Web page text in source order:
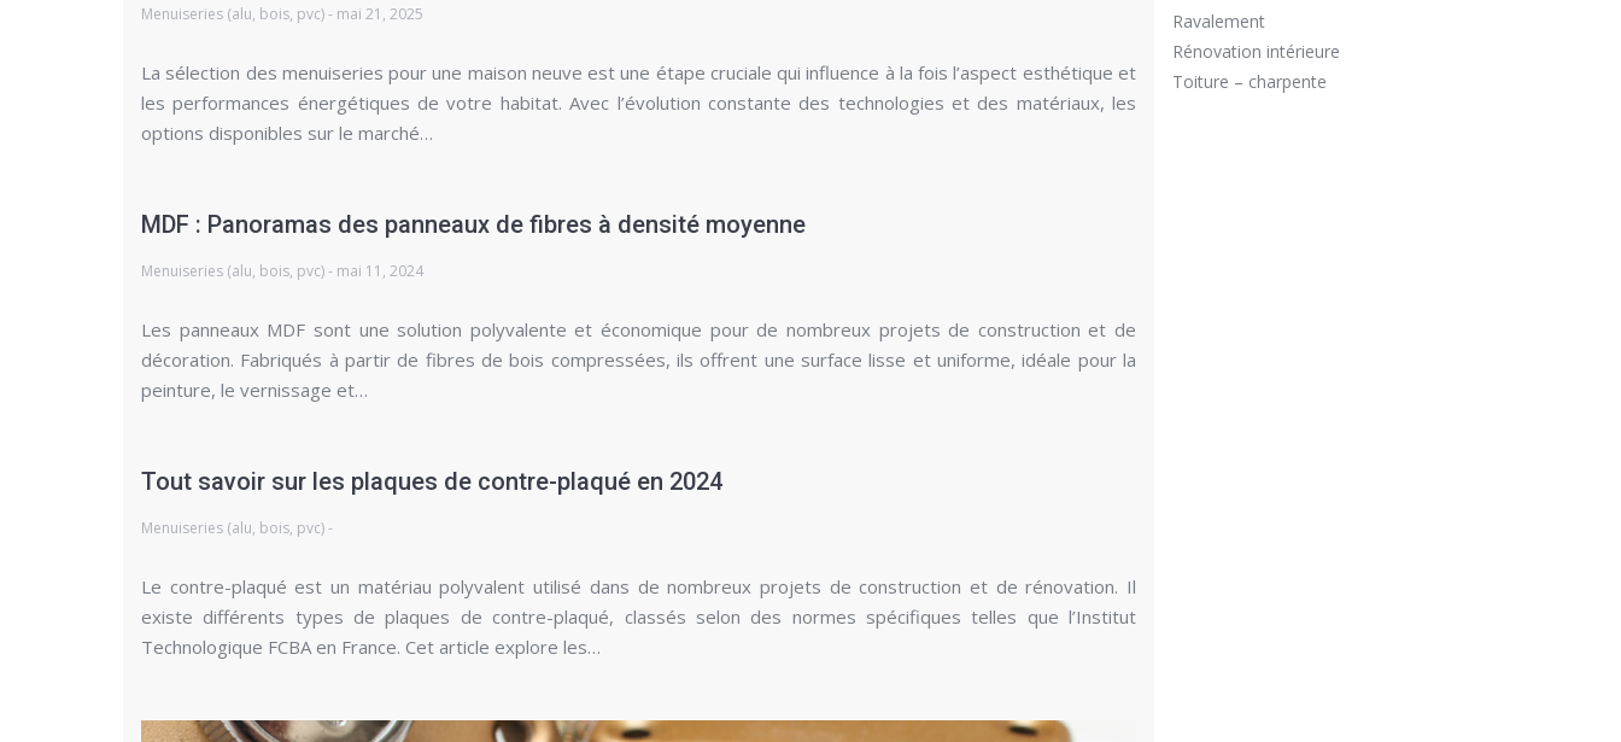
Menuiseries (alu, bois, pvc) - mai 21, 2025
La sélection des menuiseries pour une maison neuve est une étape cruciale qui influence à la fois l’aspect esthétique et
les performances énergétiques de votre habitat. Avec l’évolution constante des technologies et des matériaux, les
options disponibles sur le marché…
MDF : Panoramas des panneaux de fibres à densité moyenne
Menuiseries (alu, bois, pvc) - mai 11, 2024
Les panneaux MDF sont une solution polyvalente et économique pour de nombreux projets de construction et de
décoration. Fabriqués à partir de fibres de bois compressées, ils offrent une surface lisse et uniforme, idéale pour la
peinture, le vernissage et…
Tout savoir sur les plaques de contre-plaqué en 2024
Menuiseries (alu, bois, pvc) -
Le contre-plaqué est un matériau polyvalent utilisé dans de nombreux projets de construction et de rénovation. Il
existe différents types de plaques de contre-plaqué, classés selon des normes spécifiques telles que l’Institut
Technologique FCBA en France. Cet article explore les…
Ravalement
Rénovation intérieure
Toiture – charpente